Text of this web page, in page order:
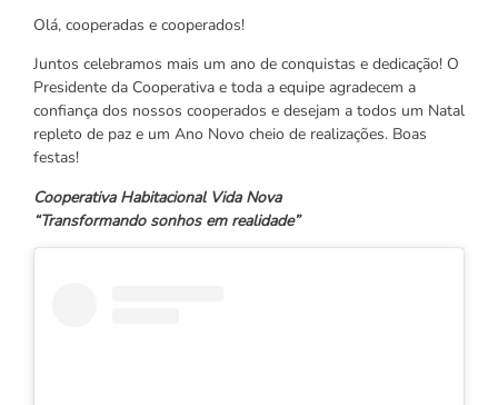
Olá, cooperadas e cooperados!
Juntos celebramos mais um ano de conquistas e dedicação! O
Presidente da Cooperativa e toda a equipe agradecem a
confiança dos nossos cooperados e desejam a todos um Natal
repleto de paz e um Ano Novo cheio de realizações. Boas
festas!
Cooperativa Habitacional Vida Nova
“Transformando sonhos em realidade”